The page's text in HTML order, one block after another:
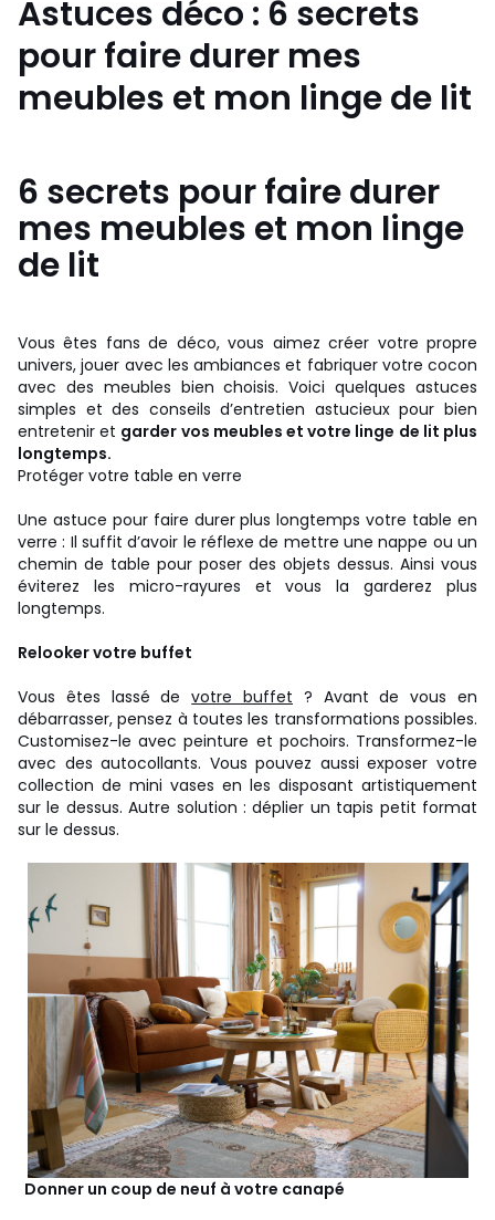
Astuces déco : 6 secrets
pour faire durer mes
meubles et mon linge de lit
6 secrets pour faire durer
mes meubles et mon linge
de lit
Vous êtes fans de déco, vous aimez créer votre propre
univers, jouer avec les ambiances et fabriquer votre cocon
avec des meubles bien choisis. Voici quelques astuces
simples et des conseils d’entretien astucieux pour bien
entretenir et garder vos meubles et votre linge de lit plus
longtemps.
Protéger votre table en verre
Une astuce pour faire durer plus longtemps votre table en
verre : Il suffit d’avoir le réflexe de mettre une nappe ou un
chemin de table pour poser des objets dessus. Ainsi vous
éviterez les micro-rayures et vous la garderez plus
longtemps.
Relooker votre buffet
Vous êtes lassé devotre buffet ? Avant de vous en
débarrasser, pensez à toutes les transformations possibles.
Customisez-le avec peinture et pochoirs. Transformez-le
avec des autocollants. Vous pouvez aussi exposer votre
collection de mini vases en les disposant artistiquement
sur le dessus. Autre solution : déplier un tapis petit format
sur le dessus.
Donner un coup de neuf à votre canapé